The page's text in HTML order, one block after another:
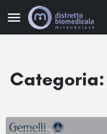
Categoria: